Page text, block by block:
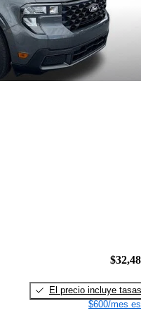
El precio incluye tasas
$600/mes